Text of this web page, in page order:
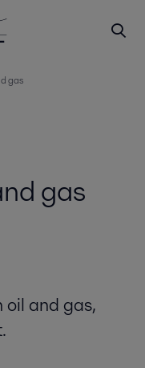
gas
gas
oil and gas,